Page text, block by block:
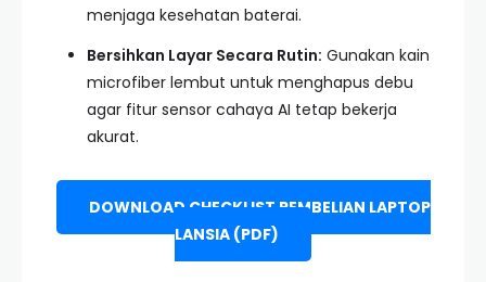
menjaga kesehatan baterai.
Bersihkan Layar Secara Rutin: Gunakan kain
microfiber lembut untuk menghapus debu
agar fitur sensor cahaya AI tetap bekerja
akurat.
DOWNLOAD CHECKLIST PEMBELIAN LAPTOP
LANSIA (PDF)